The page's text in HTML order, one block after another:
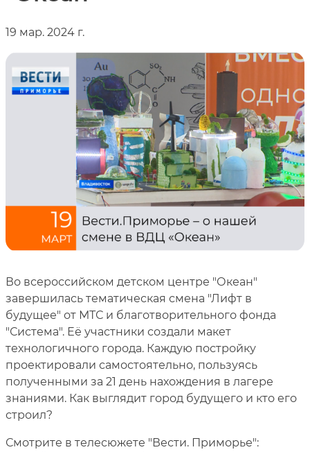
19 мар. 2024 г.
Во всероссийском детском центре "Океан"
завершилась тематическая смена "Лифт в
будущее" от МТС и благотворительного фонда
"Система". Её участники создали макет
технологичного города. Каждую постройку
проектировали самостоятельно, пользуясь
полученными за 21 день нахождения в лагере
знаниями. Как выглядит город будущего и кто его
строил?
Смотрите в телесюжете "Вести. Приморье":